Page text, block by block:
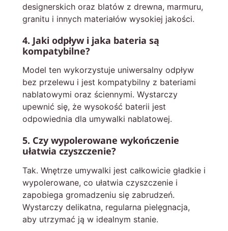
designerskich oraz blatów z drewna, marmuru,
granitu i innych materiałów wysokiej jakości.
4. Jaki odpływ i jaka bateria są
kompatybilne?
Model ten wykorzystuje uniwersalny odpływ
bez przelewu i jest kompatybilny z bateriami
nablatowymi oraz ściennymi. Wystarczy
upewnić się, że wysokość baterii jest
odpowiednia dla umywalki nablatowej.
5. Czy wypolerowane wykończenie
ułatwia czyszczenie?
Tak. Wnętrze umywalki jest całkowicie gładkie i
wypolerowane, co ułatwia czyszczenie i
zapobiega gromadzeniu się zabrudzeń.
Wystarczy delikatna, regularna pielęgnacja,
aby utrzymać ją w idealnym stanie.